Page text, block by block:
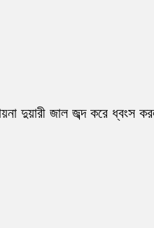
দুয়ারী জাল জব্দ করে ধ্বংস